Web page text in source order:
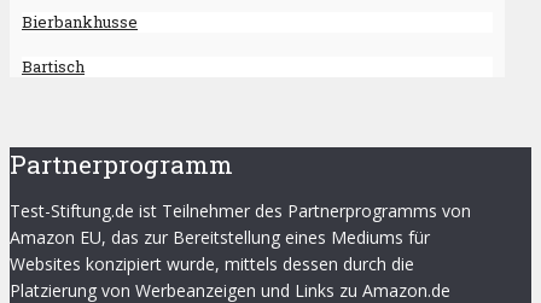
Bierbankhusse
Bartisch
Partnerprogramm
Test-Stiftung.de ist Teilnehmer des Partnerprogramms von
Amazon EU, das zur Bereitstellung eines Mediums für
Websites konzipiert wurde, mittels dessen durch die
Platzierung von Werbeanzeigen und Links zu Amazon.de